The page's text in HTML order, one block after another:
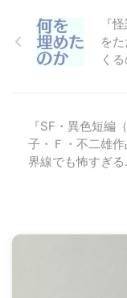
『
を
く
『SF・異色短編
子・Ｆ・不二雄
界線でも怖すぎ